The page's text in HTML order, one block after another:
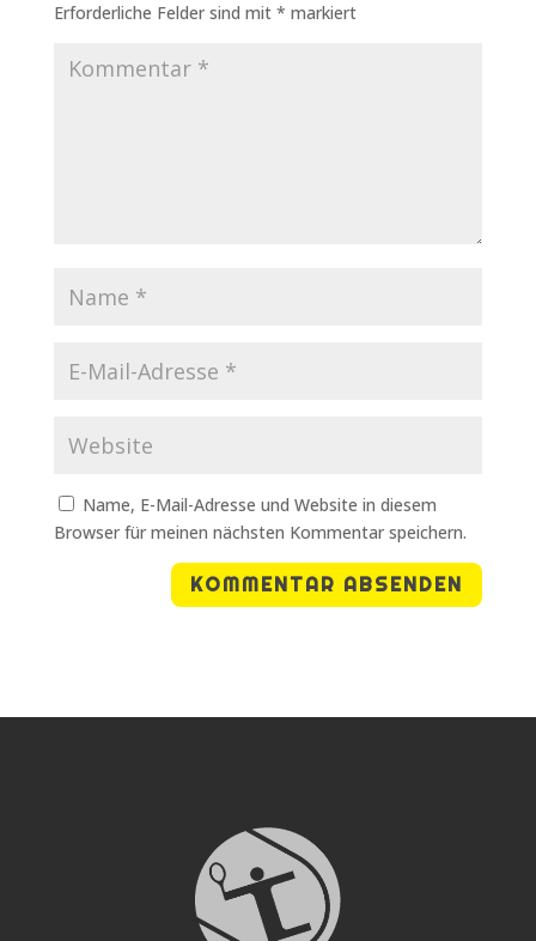
Erforderliche Felder sind mit * markiert
Name, E-Mail-Adresse und Website in diesem
Browser für meinen nächsten Kommentar speichern.